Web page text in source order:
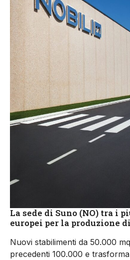
La sede di Suno (NO) tra i
europei per la produzione
Nuovi stabilimenti da 50.000
precedenti 100.000 e